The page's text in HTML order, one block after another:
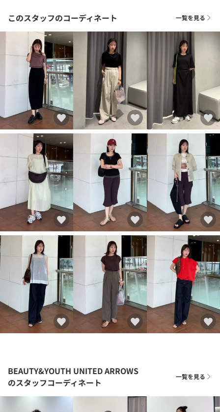
このスタッフのコーディネート 一覧を見る
BEAUTY&YOUTH UNITED ARROWS
のスタッフコーディネート
一覧を見る